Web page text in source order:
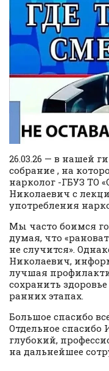
26.03.26 — в нашей
собрание , на
нарколог -ГБУЗ ТО
Николаевич с
употребления
Мы часто боимся
думая, что
не случится».
Николаевич,
лучшая
сохранить
ранних этапах.
Большое спасибо
Отдельное
глубокий,
на дальнейшее